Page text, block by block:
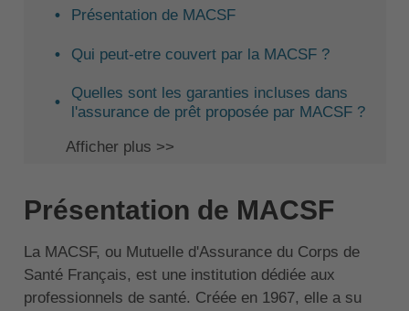
Présentation de MACSF
Qui peut-etre couvert par la MACSF ?
Quelles sont les garanties incluses dans
l'assurance de prêt proposée par MACSF ?
Afficher plus >>
Présentation de MACSF
La MACSF, ou Mutuelle d'Assurance du Corps de
Santé Français, est une institution dédiée aux
professionnels de santé. Créée en 1967, elle a su